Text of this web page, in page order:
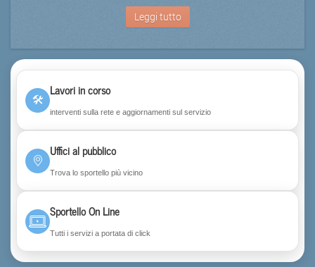
Leggi tutto
🛠
Lavori in corso
interventi sulla rete e aggiornamenti sul servizio
Uffici al pubblico
Trova lo sportello più vicino
Sportello On Line
Tutti i servizi a portata di click